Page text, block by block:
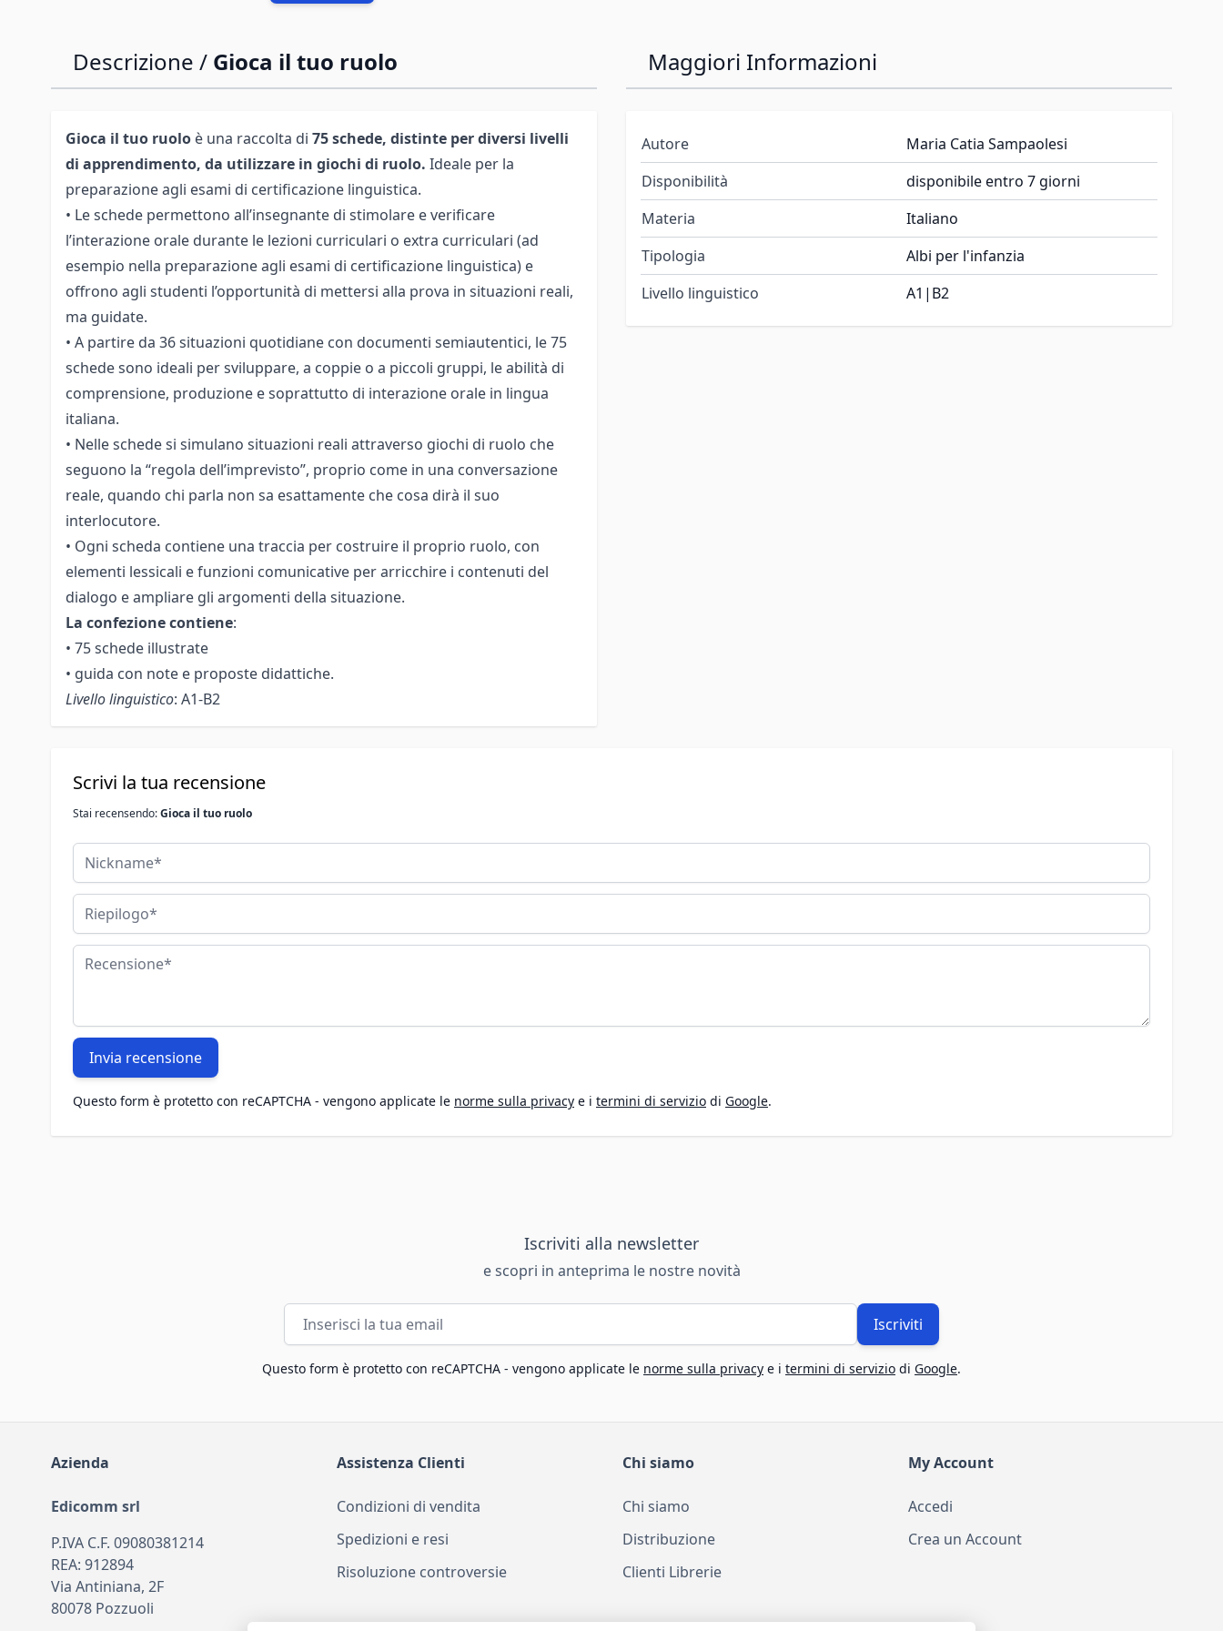
Descrizione / Gioca il tuo ruolo
Gioca il tuo ruolo è una raccolta di 75 schede, distinte per diversi livelli
di apprendimento, da utilizzare in giochi di ruolo. Ideale per la
preparazione agli esami di certificazione linguistica.
• Le schede permettono all’insegnante di stimolare e verificare
l’interazione orale durante le lezioni curriculari o extra curriculari (ad
esempio nella preparazione agli esami di certificazione linguistica) e
offrono agli studenti l’opportunità di mettersi alla prova in situazioni reali,
ma guidate.
• A partire da 36 situazioni quotidiane con documenti semiautentici, le 75
schede sono ideali per sviluppare, a coppie o a piccoli gruppi, le abilità di
comprensione, produzione e soprattutto di interazione orale in lingua
italiana.
• Nelle schede si simulano situazioni reali attraverso giochi di ruolo che
seguono la “regola dell’imprevisto”, proprio come in una conversazione
reale, quando chi parla non sa esattamente che cosa dirà il suo
interlocutore.
• Ogni scheda contiene una traccia per costruire il proprio ruolo, con
elementi lessicali e funzioni comunicative per arricchire i contenuti del
dialogo e ampliare gli argomenti della situazione.
La confezione contiene:
• 75 schede illustrate
• guida con note e proposte didattiche.
Livello linguistico: A1-B2
Maggiori Informazioni
Autore
Maria Catia Sampaolesi
Disponibilità
disponibile entro 7 giorni
Materia
Italiano
Tipologia
Albi per l'infanzia
Livello linguistico
A1|B2
Scrivi la tua recensione
Stai recensendo:Gioca il tuo ruolo
Nickname
Riepilogo
Recensione
Invia recensione
Questo form è protetto con reCAPTCHA - vengono applicate le norme sulla privacy e i termini di servizio di Google.
Iscriviti alla newsletter
e scopri in anteprima le nostre novità
Indirizzo email
Iscriviti
Questo form è protetto con reCAPTCHA - vengono applicate le norme sulla privacy e i termini di servizio di Google.
Azienda
Edicomm srl
P.IVA C.F. 09080381214
REA: 912894
Via Antiniana, 2F
80078 Pozzuoli
Assistenza Clienti
Condizioni di vendita
Spedizioni e resi
Risoluzione controversie
Chi siamo
Chi siamo
Distribuzione
Clienti Librerie
My Account
Accedi
Crea un Account